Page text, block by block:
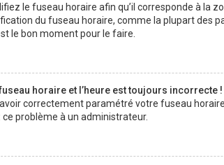
le fuseau horaire afin qu’il corresponde à la
du fuseau horaire, comme la plupart des
le bon moment pour le faire.
horaire et l’heure est toujours incorrecte !
correctement paramétré votre fuseau
ce problème à un administrateur.